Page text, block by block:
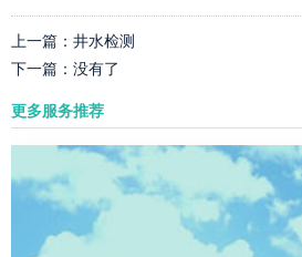
上一篇： 井水检测
下一篇： 没有了
更多服务推荐